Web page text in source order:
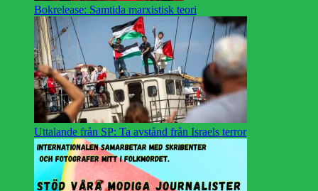
Bokrelease: Samtida marxistisk teori
Uttalande från SP: Ta avstånd från Israels terror